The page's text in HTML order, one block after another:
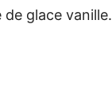
de glace vanille.